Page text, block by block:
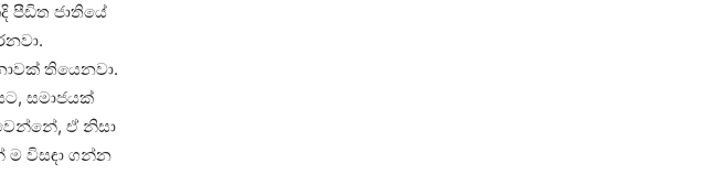
පීඩිත ජාතියේ
තියෙනවා.
සමාජයක්
ඒ නිසා
ම විසඳා ගන්න